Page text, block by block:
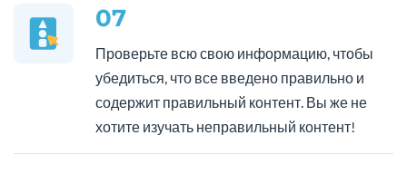
07
Проверьте всю свою информацию, чтобы
убедиться, что все введено правильно и
содержит правильный контент. Вы же не
хотите изучать неправильный контент!